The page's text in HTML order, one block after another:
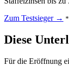
Zum Testsieger → *
Diese
Für die Eröffnung